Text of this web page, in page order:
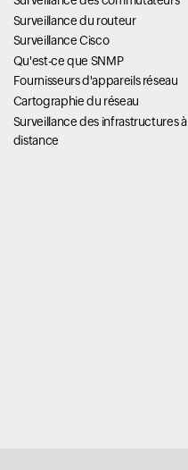
Surveillance du routeur
Surveillance Cisco
Qu'est-ce que SNMP
Fournisseurs d'appareils réseau
Cartographie du réseau
Surveillance des infrastructures à
distance